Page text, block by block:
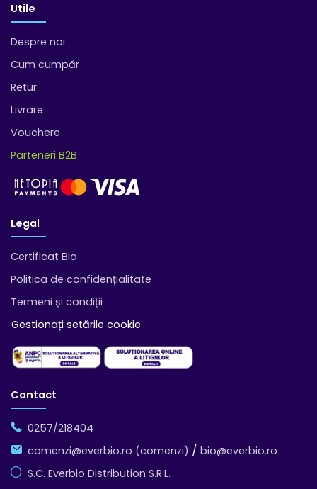
Utile
Despre noi
Cum cumpăr
Retur
Livrare
Vouchere
Parteneri B2B
Legal
Certificat Bio
Politica de confidențialitate
Termeni și condiții
Gestionați setările cookie
Contact
0257/218404
comenzi@everbio.ro (comenzi) / bio@everbio.ro
S.C. Everbio Distribution S.R.L.